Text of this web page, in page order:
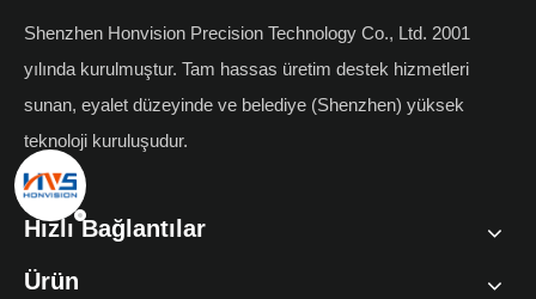
Shenzhen Honvision Precision Technology Co., Ltd. 2001
yılında kurulmuştur. Tam hassas üretim destek hizmetleri
sunan, eyalet düzeyinde ve belediye (Shenzhen) yüksek
teknoloji kuruluşudur.
Hızlı Bağlantılar
Ürün